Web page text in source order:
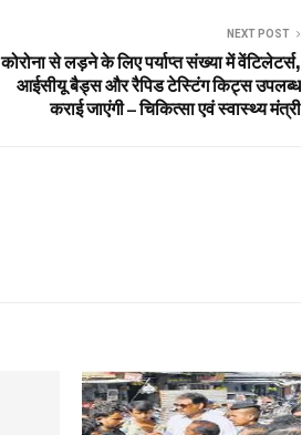
NEXT POST
कोरोना से लड़ने के लिए पर्याप्त संख्या में वेंटिलेटर्स,
आईसीयू बैड्स और रैपिड टेस्टिंग किट्स उपलब्ध
कराई जाएंगी – चिकित्सा एवं स्वास्थ्य मंत्री